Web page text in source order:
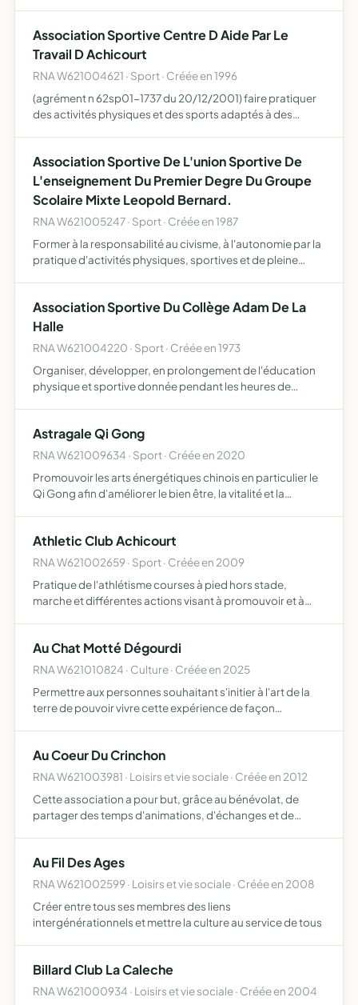
Association Sportive Centre D Aide Par Le
Travail D Achicourt
RNA W621004621 · Sport · Créée en 1996
(agrément n 62sp01-1737 du 20/12/2001) faire pratiquer
des activités physiques et des sports adaptés à des
Association Sportive De L'union Sportive De
L'enseignement Du Premier Degre Du Groupe
Scolaire Mixte Leopold Bernard.
RNA W621005247 · Sport · Créée en 1987
Former à la responsabilité au civisme, à l'autonomie par la
pratique d'activités physiques, sportives et de pleine
Association Sportive Du Collège Adam De La
Halle
RNA W621004220 · Sport · Créée en 1973
Organiser, développer, en prolongement de l'éducation
physique et sportive donnée pendant les heures de
Astragale Qi Gong
RNA W621009634 · Sport · Créée en 2020
Promouvoir les arts énergétiques chinois en particulier le
Qi Gong afin d'améliorer le bien être, la vitalité et la
Athletic Club Achicourt
RNA W621002659 · Sport · Créée en 2009
Pratique de l'athlétisme courses à pied hors stade,
marche et différentes actions visant à promouvoir et à
Au Chat Motté Dégourdi
RNA W621010824 · Culture · Créée en 2025
Permettre aux personnes souhaitant s'initier à l'art de la
terre de pouvoir vivre cette expérience de façon
du…
Au Coeur Du Crinchon
RNA W621003981 · Loisirs et vie sociale · Créée en 2012
Cette association a pour but, grâce au bénévolat, de
partager des temps d'animations, d'échanges et de
d'…
Au Fil Des Ages
RNA W621002599 · Loisirs et vie sociale · Créée en 2008
Créer entre tous ses membres des liens
intergénérationnels et mettre la culture au service de tous
Billard Club La Caleche
RNA W621000934 · Loisirs et vie sociale · Créée en 2004